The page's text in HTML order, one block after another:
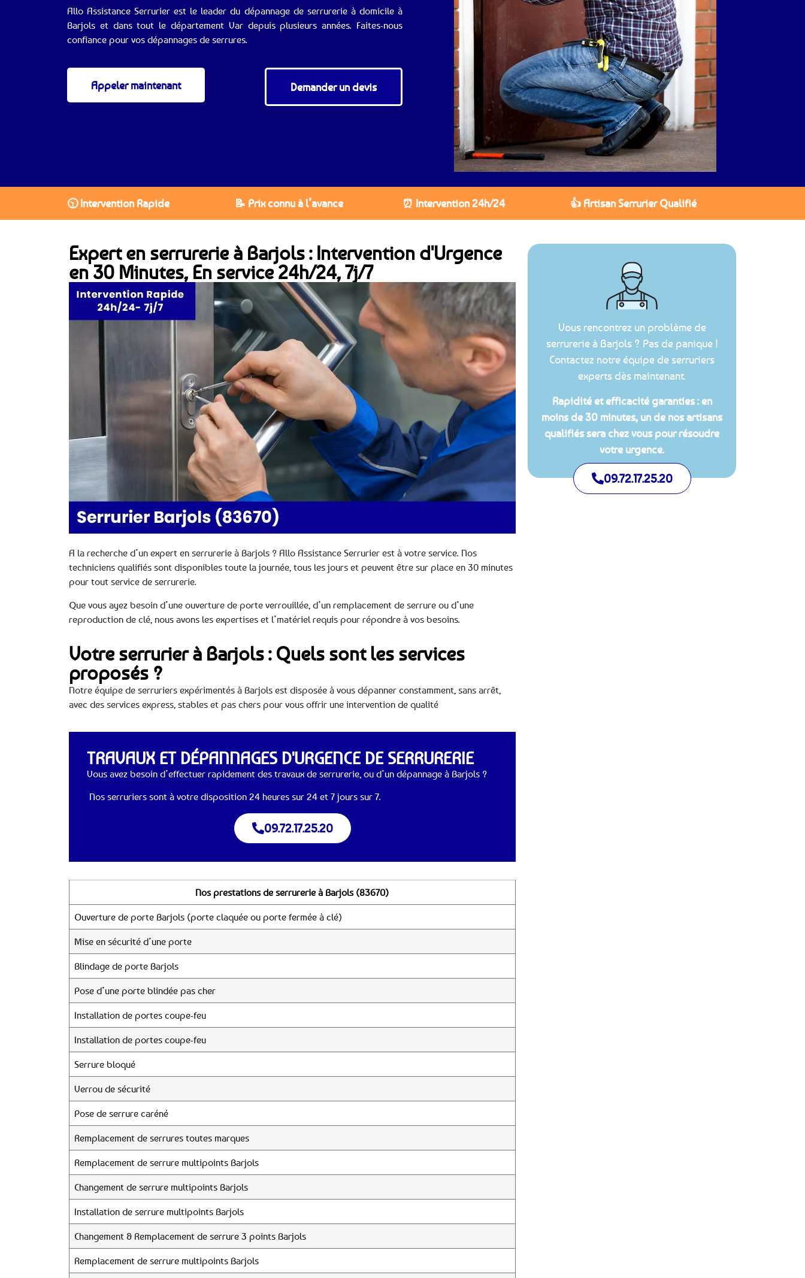
Allo Assistance Serrurier est le leader du dépannage de serrurerie à domicile à
Barjols et dans tout le département Var depuis plusieurs années. Faites-nous
confiance pour vos dépannages de serrures.
Appeler maintenant Demander un devis
🕥 Intervention Rapide 📝 Prix connu à l’avance ⏰ Intervention 24h/24 👍 Artisan Serrurier Qualifié
Expert en serrurerie à Barjols : Intervention d'Urgence
en 30 Minutes, En service 24h/24, 7j/7
A la recherche d’un expert en serrurerie à Barjols ? Allo Assistance Serrurier est à votre service. Nos
techniciens qualifiés sont disponibles toute la journée, tous les jours et peuvent être sur place en 30 minutes
pour tout service de serrurerie.
Que vous ayez besoin d’une ouverture de porte verrouillée, d’un remplacement de serrure ou d’une
reproduction de clé, nous avons les expertises et l’matériel requis pour répondre à vos besoins.
Votre serrurier à Barjols : Quels sont les services
proposés ?
Notre équipe de serruriers expérimentés à Barjols est disposée à vous dépanner constamment, sans arrêt,
avec des services express, stables et pas chers pour vous offrir une intervention de qualité
TRAVAUX ET DÉPANNAGES D'URGENCE DE SERRURERIE
Vous avez besoin d’effectuer rapidement des travaux de serrurerie, ou d’un dépannage à Barjols ?
Nos serruriers sont à votre disposition 24 heures sur 24 et 7 jours sur 7.
09.72.17.25.20
Nos prestations de serrurerie à Barjols (83670)
Ouverture de porte Barjols (porte claquée ou porte fermée à clé)
Mise en sécurité d’une porte
Blindage de porte Barjols
Pose d’une porte blindée pas cher
Installation de portes coupe-feu
Installation de portes coupe-feu
Serrure bloqué
Verrou de sécurité
Pose de serrure caréné
Remplacement de serrures toutes marques
Remplacement de serrure multipoints Barjols
Changement de serrure multipoints Barjols
Installation de serrure multipoints Barjols
Changement & Remplacement de serrure 3 points Barjols
Remplacement de serrure multipoints Barjols
Vous rencontrez un problème de
serrurerie à Barjols ? Pas de panique !
Contactez notre équipe de serruriers
experts dès maintenant.
Rapidité et efficacité garanties : en
moins de 30 minutes, un de nos artisans
qualifiés sera chez vous pour résoudre
votre urgence.
09.72.17.25.20